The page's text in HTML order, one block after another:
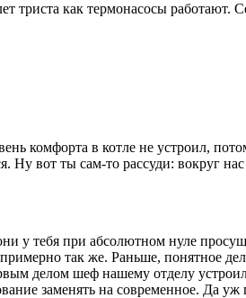
триста как термонасосы работают.
комфорта в котле не устроил,
Ну вот ты сам-то рассуди: вокруг
у тебя при абсолютном нуле
так же. Раньше, понятное
делом шеф нашему отделу
заменять на современное. Да